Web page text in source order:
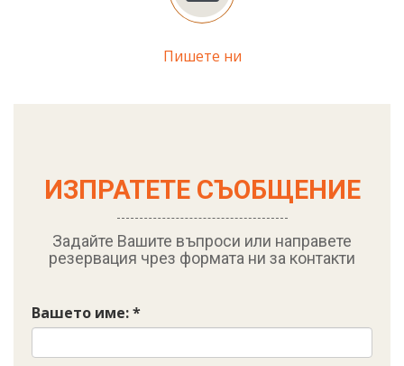
Пишете ни
ИЗПРАТЕТЕ СЪОБЩЕНИЕ
Задайте Вашите въпроси или направете
резервация чрез формата ни за контакти
Вашето име: *